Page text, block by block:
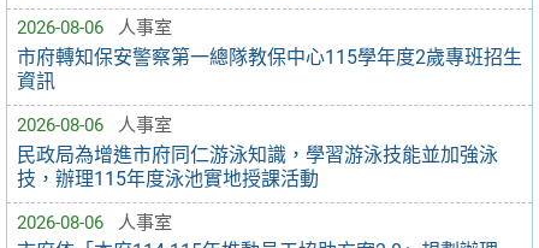
2026-08-06 人事室
市府轉知保安警察第一總隊教保中心115學年度2歲專班招生
資訊
2026-08-06 人事室
民政局為增進市府同仁游泳知識，學習游泳技能並加強泳
技，辦理115年度泳池實地授課活動
2026-08-06 人事室